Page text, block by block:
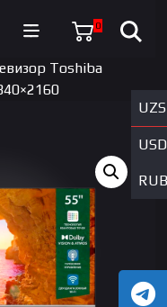
0
UZS
USD
RUB
Toshiba